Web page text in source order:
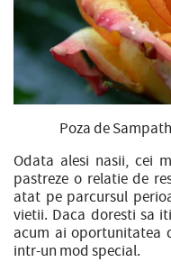
Poza de
Odata alesi nasii, cei
pastreze o relatie de
atat pe parcursul
vietii. Daca doresti sa
acum ai oportunitatea
intr-un mod special.